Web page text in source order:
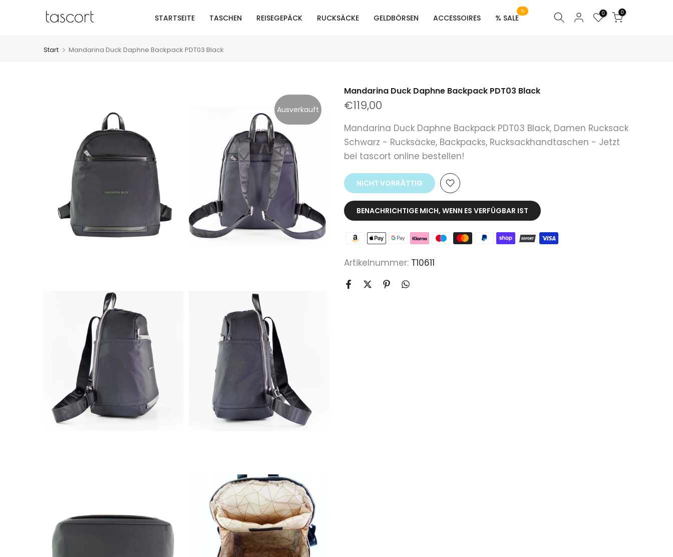
STARTSEITE TASCHEN REISEGEPÄCK RUCKSÄCKE GELDBÖRSEN ACCESSOIRES % SALE
% 0 0
Start Mandarina Duck Daphne Backpack PDT03 Black
Ausverkauft
Mandarina Duck Daphne Backpack PDT03 Black
€119,00
Mandarina Duck Daphne Backpack PDT03 Black, Damen Rucksack
Schwarz - Rucksäcke, Backpacks, Rucksackhandtaschen - Jetzt
bei tascort online bestellen!
NICHT VORRÄTTIG
BENACHRICHTIGE MICH, WENN ES VERFÜGBAR IST
Artikelnummer: T10611